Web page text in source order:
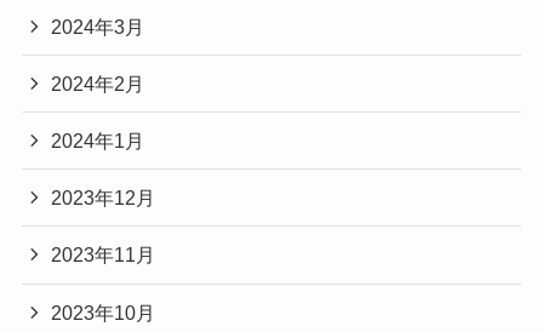
2024年3月
2024年2月
2024年1月
2023年12月
2023年11月
2023年10月